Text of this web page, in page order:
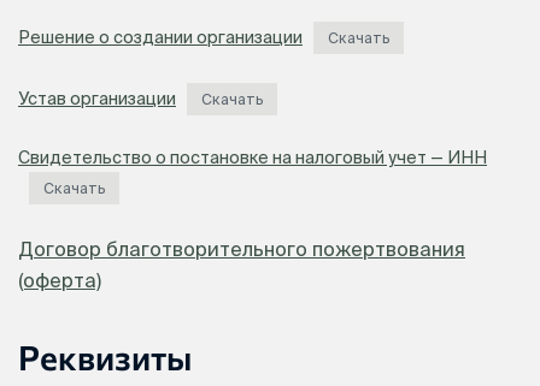
Решение о создании организации Скачать
Устав организации Скачать
Свидетельство о постановке на налоговый учет — ИНН
Скачать
Договор благотворительного пожертвования
(оферта)
Реквизиты